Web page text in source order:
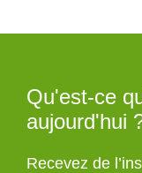
Qu'est-ce
aujourd'hui
Recevez de